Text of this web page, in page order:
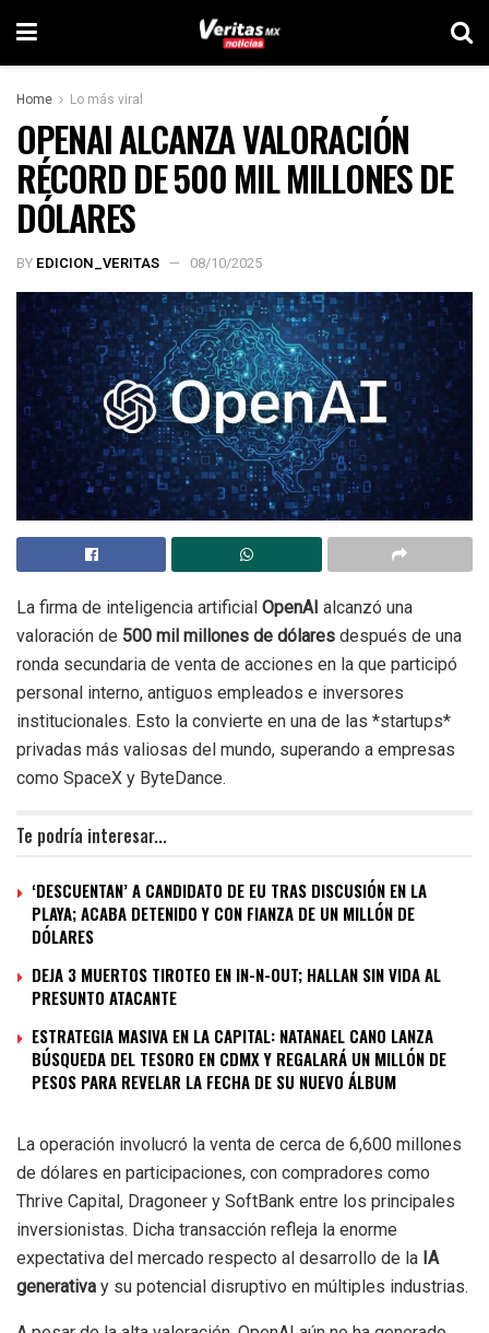
Home Lo más viral
OPENAI ALCANZA VALORACIÓN
RÉCORD DE 500 MIL MILLONES DE
DÓLARES
BY EDICION_VERITAS 08/10/2025
La firma de inteligencia artificial OpenAI alcanzó una
valoración de 500 mil millones de dólares después de una
ronda secundaria de venta de acciones en la que participó
personal interno, antiguos empleados e inversores
institucionales. Esto la convierte en una de las *startups*
privadas más valiosas del mundo, superando a empresas
como SpaceX y ByteDance.
Te podría interesar...
‘DESCUENTAN’ A CANDIDATO DE EU TRAS DISCUSIÓN EN LA
PLAYA; ACABA DETENIDO Y CON FIANZA DE UN MILLÓN DE
DÓLARES
DEJA 3 MUERTOS TIROTEO EN IN-N-OUT; HALLAN SIN VIDA AL
PRESUNTO ATACANTE
ESTRATEGIA MASIVA EN LA CAPITAL: NATANAEL CANO LANZA
BÚSQUEDA DEL TESORO EN CDMX Y REGALARÁ UN MILLÓN DE
PESOS PARA REVELAR LA FECHA DE SU NUEVO ÁLBUM
La operación involucró la venta de cerca de 6,600 millones
de dólares en participaciones, con compradores como
Thrive Capital, Dragoneer y SoftBank entre los principales
inversionistas. Dicha transacción refleja la enorme
expectativa del mercado respecto al desarrollo de la IA
generativa y su potencial disruptivo en múltiples industrias.